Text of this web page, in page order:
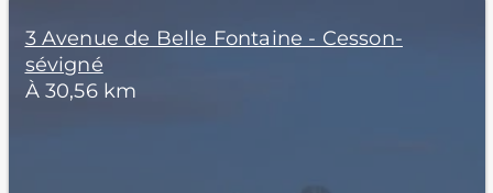
3 Avenue de Belle Fontaine - Cesson-
sévigné
À 30,56 km